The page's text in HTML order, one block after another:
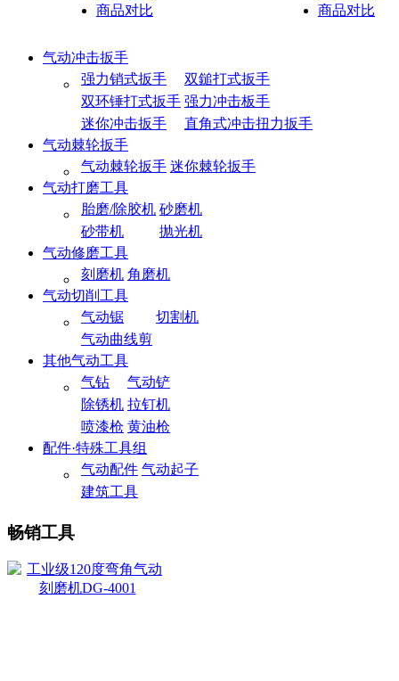
商品对比
商品对比
气动冲击扳手
强力销式扳手
双鎚打式扳手
双环锤打式扳手 强力冲击板手
迷你冲击扳手
直角式冲击扭力扳手
气动棘轮扳手
气动棘轮扳手 迷你棘轮扳手
气动打磨工具
胎磨/除胶机 砂磨机
砂带机
抛光机
气动修磨工具
刻磨机 角磨机
气动切削工具
气动锯
切割机
气动曲线剪
其他气动工具
气钻
气动铲
除锈机 拉钉机
喷漆枪 黄油枪
配件·特殊工具组
气动配件 气动起子
建筑工具
畅销工具